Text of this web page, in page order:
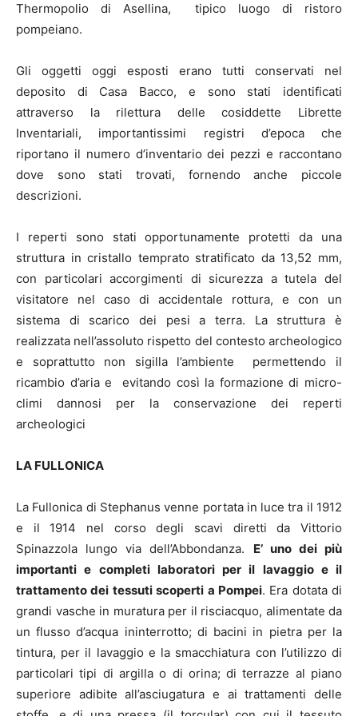
Thermopolio di Asellina, tipico luogo di ristoro
pompeiano.
Gli oggetti oggi esposti erano tutti conservati nel
deposito di Casa Bacco, e sono stati identificati
attraverso la rilettura delle cosiddette Librette
Inventariali, importantissimi registri d’epoca che
riportano il numero d’inventario dei pezzi e raccontano
dove sono stati trovati, fornendo anche piccole
descrizioni.
I reperti sono stati opportunamente protetti da una
struttura in cristallo temprato stratificato da 13,52 mm,
con particolari accorgimenti di sicurezza a tutela del
visitatore nel caso di accidentale rottura, e con un
sistema di scarico dei pesi a terra. La struttura è
realizzata nell’assoluto rispetto del contesto archeologico
e soprattutto non sigilla l’ambiente permettendo il
ricambio d’aria e evitando così la formazione di micro-
climi dannosi per la conservazione dei reperti
archeologici
LA FULLONICA
La Fullonica di Stephanus venne portata in luce tra il 1912
e il 1914 nel corso degli scavi diretti da Vittorio
Spinazzola lungo via dell’Abbondanza. E’ uno dei più
importanti e completi laboratori per il lavaggio e il
trattamento dei tessuti scoperti a Pompei. Era dotata di
grandi vasche in muratura per il risciacquo, alimentate da
un flusso d’acqua ininterrotto; di bacini in pietra per la
tintura, per il lavaggio e la smacchiatura con l’utilizzo di
particolari tipi di argilla o di orina; di terrazze al piano
superiore adibite all’asciugatura e ai trattamenti delle